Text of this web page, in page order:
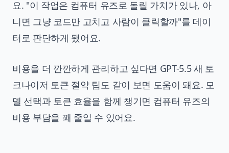
요. "이 작업은 컴퓨터 유즈로 돌릴 가치가 있나, 아
니면 그냥 코드만 고치고 사람이 클릭할까"를 데이
터로 판단하게 됐어요.
비용을 더 깐깐하게 관리하고 싶다면 GPT-5.5 새 토
크나이저 토큰 절약 팁도 같이 보면 도움이 돼요. 모
델 선택과 토큰 효율을 함께 챙기면 컴퓨터 유즈의
비용 부담을 꽤 줄일 수 있어요.